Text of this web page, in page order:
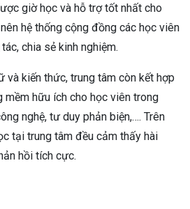
giờ học và hỗ trợ tốt nhất cho
hệ thống cộng đồng các học viên
chia sẻ kinh nghiệm.
và kiến thức, trung tâm còn kết hợp
mềm hữu ích cho học viên trong
nghệ, tư duy phản biện,…. Trên
tại trung tâm đều cảm thấy hài
hồi tích cực.